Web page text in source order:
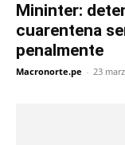
Mininter:
cuarentena
penalmente
Macronorte.pe - 23